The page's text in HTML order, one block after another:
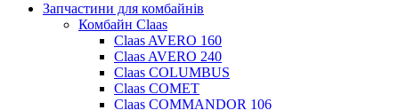
Запчастини для комбайнів
Комбайн Claas
Claas AVERO 160
Claas AVERO 240
Claas COLUMBUS
Claas COMET
Claas COMMANDOR 106